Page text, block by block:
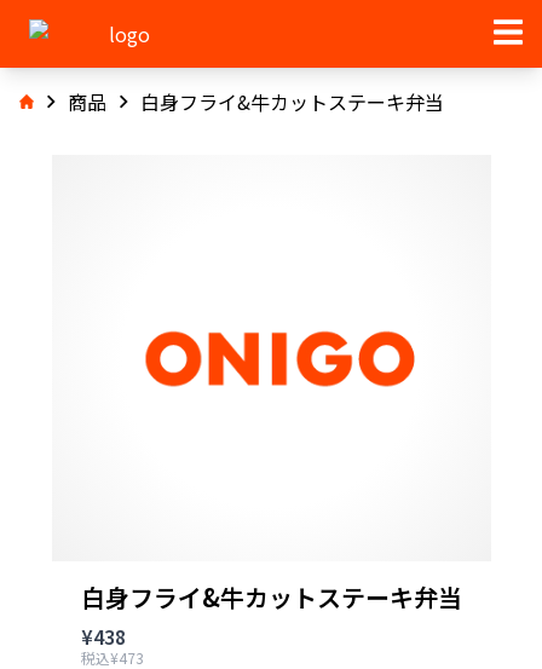
商品 白身フライ&牛カットステーキ弁当
白身フライ&牛カットステーキ弁当
¥438
税込¥473